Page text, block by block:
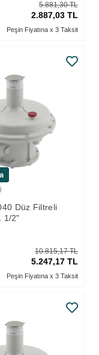
5.881,30 TL
2.887,03 TL
Peşin Fiyatına x 3 Taksit
Düz Filtreli
1/2"
10.815,17 TL
5.247,17 TL
Peşin Fiyatına x 3 Taksit